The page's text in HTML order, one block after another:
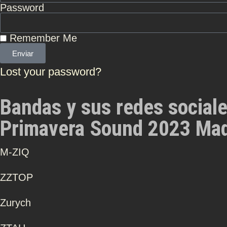
Password
Remember Me
Enviar
Lost your password?
Bandas y sus redes
Primavera Sound 2023
Μ-ZIQ
ZZTOP
Zurych